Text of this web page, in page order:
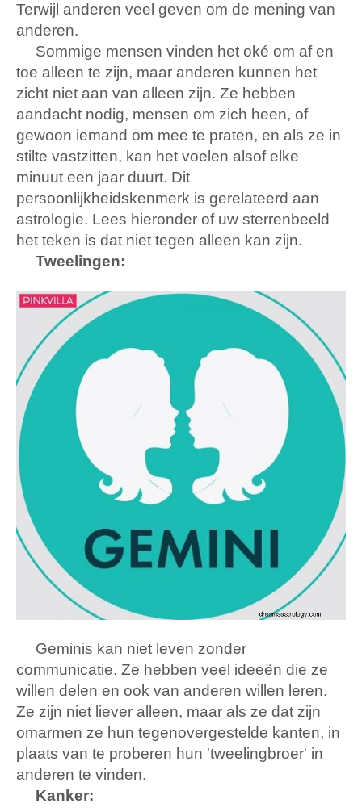
Terwijl anderen veel geven om de mening van
anderen.
Sommige mensen vinden het oké om af en
toe alleen te zijn, maar anderen kunnen het
zicht niet aan van alleen zijn. Ze hebben
aandacht nodig, mensen om zich heen, of
gewoon iemand om mee te praten, en als ze in
stilte vastzitten, kan het voelen alsof elke
minuut een jaar duurt. Dit
persoonlijkheidskenmerk is gerelateerd aan
astrologie. Lees hieronder of uw sterrenbeeld
het teken is dat niet tegen alleen kan zijn.
Tweelingen:
Geminis kan niet leven zonder
communicatie. Ze hebben veel ideeën die ze
willen delen en ook van anderen willen leren.
Ze zijn niet liever alleen, maar als ze dat zijn
omarmen ze hun tegenovergestelde kanten, in
plaats van te proberen hun 'tweelingbroer' in
anderen te vinden.
Kanker: